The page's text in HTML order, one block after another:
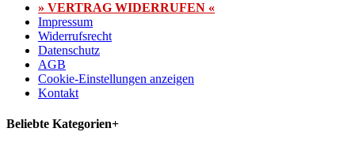
» VERTRAG WIDERRUFEN «
Impressum
Widerrufsrecht
Datenschutz
AGB
Cookie-Einstellungen anzeigen
Kontakt
Beliebte Kategorien+